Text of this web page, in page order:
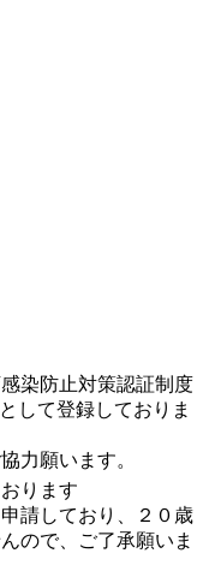
染防止対策認証制度
して登録しておりま
力願います。
ります
請しており、２０歳
ので、ご了承願いま